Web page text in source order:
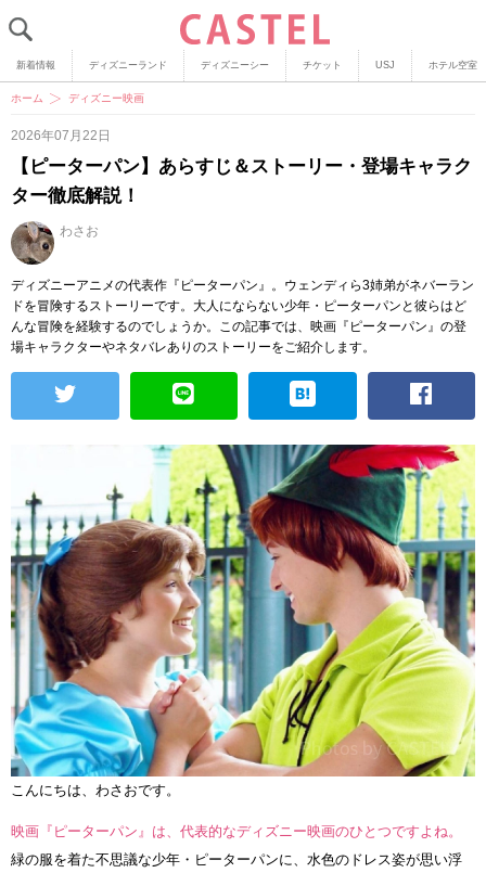
新着情報 ディズニーランド ディズニーシー チケット USJ ホテル空室
ホーム ディズニー映画
2026年07月22日
【ピーターパン】あらすじ＆ストーリー・登場キャラク
ター徹底解説！
わさお
ディズニーアニメの代表作『ピーターパン』。ウェンディら3姉弟がネバーラン
ドを冒険するストーリーです。大人にならない少年・ピーターパンと彼らはど
んな冒険を経験するのでしょうか。この記事では、映画『ピーターパン』の登
場キャラクターやネタバレありのストーリーをご紹介します。
こんにちは、わさおです。
映画『ピーターパン』は、代表的なディズニー映画のひとつですよね。
緑の服を着た不思議な少年・ピーターパンに、水色のドレス姿が思い浮